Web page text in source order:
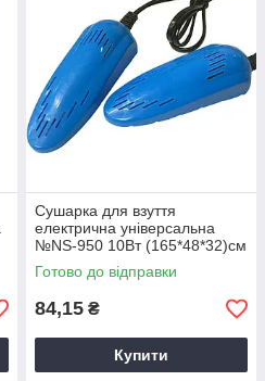
Сушарка для взуття
електрична універсальна
№NS-950 10Вт (165*48*32)см
(100)
Готово до відправки
84,15 ₴
Купити